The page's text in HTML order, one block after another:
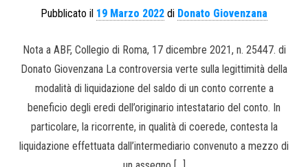
Pubblicato il 19 Marzo 2022 di Donato Giovenzana
Nota a ABF, Collegio di Roma, 17 dicembre 2021, n. 25447. di
Donato Giovenzana La controversia verte sulla legittimità della
modalità di liquidazione del saldo di un conto corrente a
beneficio degli eredi dell’originario intestatario del conto. In
particolare, la ricorrente, in qualità di coerede, contesta la
liquidazione effettuata dall’intermediario convenuto a mezzo di